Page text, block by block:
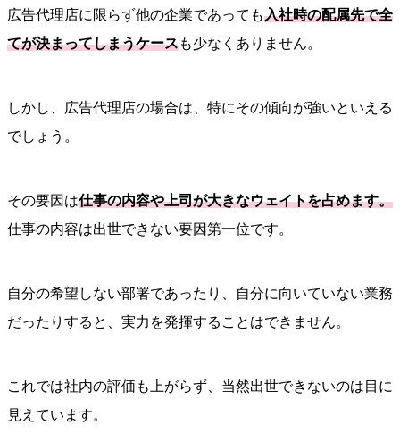
広告代理店に限らず他の企業であっても入社時の配属先で全
てが決まってしまうケースも少なくありません。
しかし、広告代理店の場合は、特にその傾向が強いといえる
でしょう。
その要因は仕事の内容や上司が大きなウェイトを占めます。
仕事の内容は出世できない要因第一位です。
自分の希望しない部署であったり、自分に向いていない業務
だったりすると、実力を発揮することはできません。
これでは社内の評価も上がらず、当然出世できないのは目に
見えています。